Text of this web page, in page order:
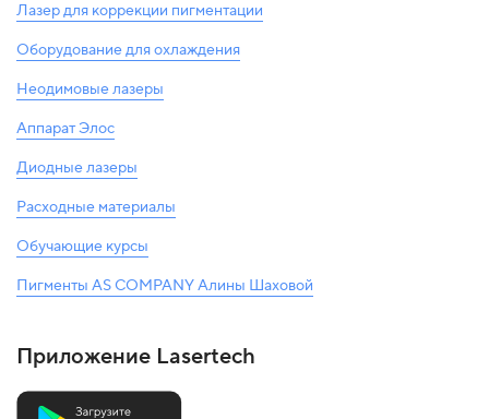
Лазер для коррекции пигментации
Оборудование для охлаждения
Неодимовые лазеры
Аппарат Элос
Диодные лазеры
Расходные материалы
Обучающие курсы
Пигменты AS COMPANY Алины Шаховой
Приложение Lasertech